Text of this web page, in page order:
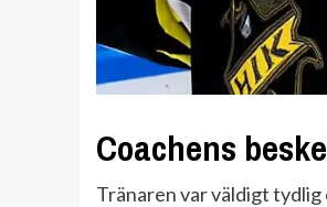
Coachens
Tränaren var väldigt